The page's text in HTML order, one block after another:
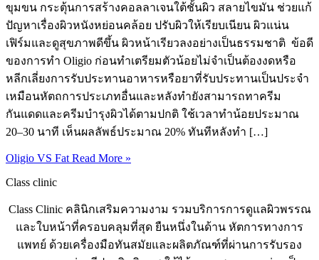
ขุมขน กระตุ้นการสร้างคอลลาเจนใต้ชั้นผิว สลายไขมัน ช่วยแก้
ปัญหาเรื่องผิวหนังหย่อนคล้อย ปรับผิวให้เรียบเนียน ผิวแน่น
เฟิร์มและดูสุขภาพดีขึ้น ผิวหน้าเรียวลงอย่างเป็นธรรมชาติ ข้อดี
ของการทำ Oligio ก่อนทำเตรียมตัวน้อยไม่จำเป็นต้องงดหรือ
หลีกเลี่ยงการรับประทานอาหารหรือยาที่รับประทานเป็นประจำ
เหมือนหัตถการประเภทอื่นและหลังทำยังสามารถทาครีม
กันแดดและครีมบำรุงผิวได้ตามปกติ ใช้เวลาทำน้อยประมาณ
20–30 นาที เห็นผลลัพธ์ประมาณ 20% ทันทีหลังทำ […]
Oligio VS Fat Read More »
Class clinic
Class Clinic คลินิกเสริมความงาม รวมบริการการดูแลผิวพรรณ
และใบหน้าที่ครอบคลุมที่สุด ยืนหนึ่งในด้าน หัตการทางการ
แพทย์ ด้วยเครื่องมือทันสมัยและผลิตภัณฑ์ที่ผ่านการรับรอง